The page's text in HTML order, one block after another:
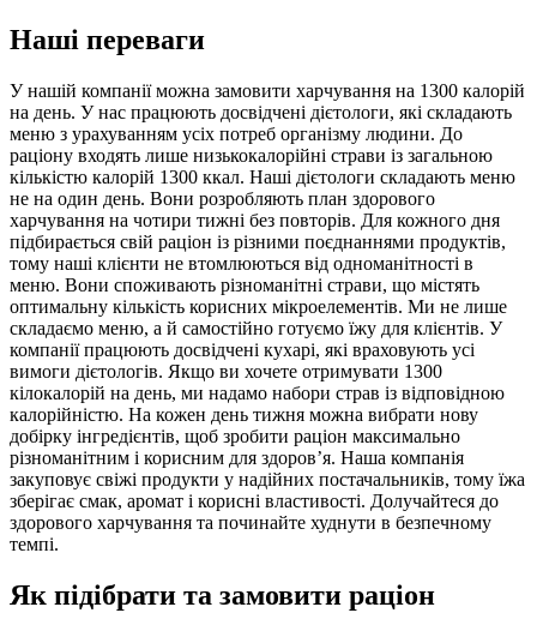
Наші переваги
У нашій компанії можна замовити харчування на 1300 калорій
на день. У нас працюють досвідчені дієтологи, які складають
меню з урахуванням усіх потреб організму людини. До
раціону входять лише низькокалорійні страви із загальною
кількістю калорій 1300 ккал. Наші дієтологи складають меню
не на один день. Вони розробляють план здорового
харчування на чотири тижні без повторів. Для кожного дня
підбирається свій раціон із різними поєднаннями продуктів,
тому наші клієнти не втомлюються від одноманітності в
меню. Вони споживають різноманітні страви, що містять
оптимальну кількість корисних мікроелементів. Ми не лише
складаємо меню, а й самостійно готуємо їжу для клієнтів. У
компанії працюють досвідчені кухарі, які враховують усі
вимоги дієтологів. Якщо ви хочете отримувати 1300
кілокалорій на день, ми надамо набори страв із відповідною
калорійністю. На кожен день тижня можна вибрати нову
добірку інгредієнтів, щоб зробити раціон максимально
різноманітним і корисним для здоров’я. Наша компанія
закуповує свіжі продукти у надійних постачальників, тому їжа
зберігає смак, аромат і корисні властивості. Долучайтеся до
здорового харчування та починайте худнути в безпечному
темпі.
Як підібрати та замовити раціон